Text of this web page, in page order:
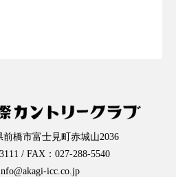
前橋市富士見町赤城山2036
/ FAX：027-288-5540
icc.co.jp